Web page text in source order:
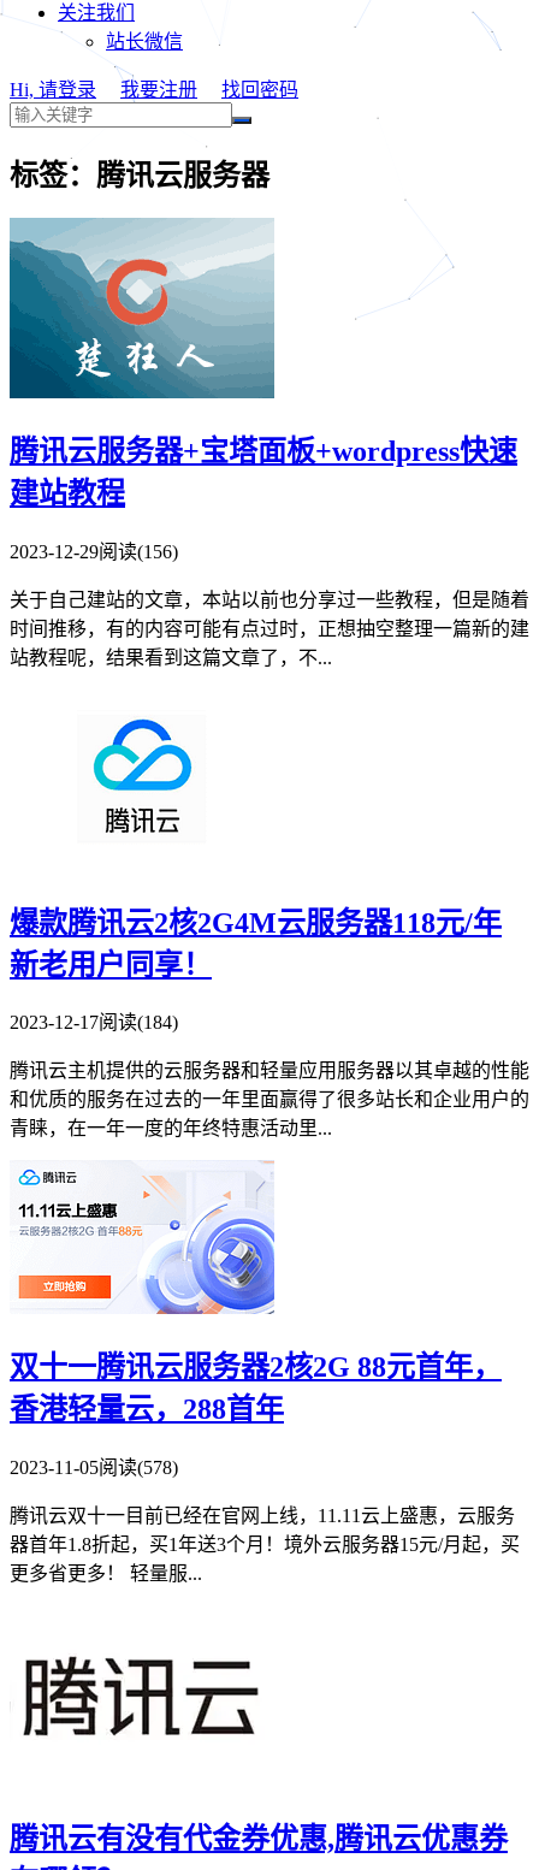
关注我们
站长微信
Hi, 请登录 我要注册 找回密码
标签：腾讯云服务器
腾讯云服务器+宝塔面板+wordpress快速
建站教程
2023-12-29阅读(156)
关于自己建站的文章，本站以前也分享过一些教程，但是随着
时间推移，有的内容可能有点过时，正想抽空整理一篇新的建
站教程呢，结果看到这篇文章了，不...
爆款腾讯云2核2G4M云服务器118元/年
新老用户同享！
2023-12-17阅读(184)
腾讯云主机提供的云服务器和轻量应用服务器以其卓越的性能
和优质的服务在过去的一年里面赢得了很多站长和企业用户的
青睐，在一年一度的年终特惠活动里...
双十一腾讯云服务器2核2G 88元首年，
香港轻量云，288首年
2023-11-05阅读(578)
腾讯云双十一目前已经在官网上线，11.11云上盛惠，云服务
器首年1.8折起，买1年送3个月！境外云服务器15元/月起，买
更多省更多！ 轻量服...
腾讯云有没有代金券优惠,腾讯云优惠券